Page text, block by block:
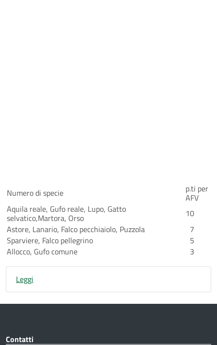
Numero di specie p.ti per
AFV
Aquila reale, Gufo reale, Lupo, Gatto
selvatico,Martora, Orso
10
Astore, Lanario, Falco pecchiaiolo, Puzzola
7
Sparviere, Falco pellegrino
5
Allocco, Gufo comune
3
Leggi
Contatti